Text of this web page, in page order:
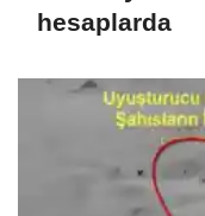
hesaplarda